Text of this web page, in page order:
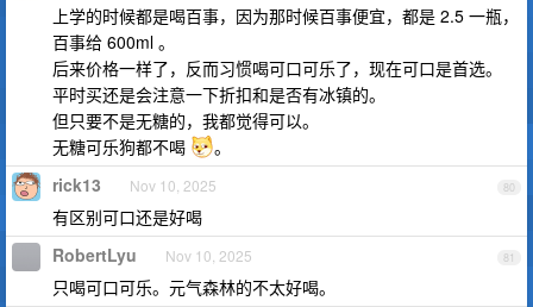
上学的时候都是喝百事，因为那时候百事便宜，都是 2.5 一瓶，
百事给 600ml 。
后来价格一样了，反而习惯喝可口可乐了，现在可口是首选。
平时买还是会注意一下折扣和是否有冰镇的。
但只要不是无糖的，我都觉得可以。
无糖可乐狗都不喝
。
80
rick13 Nov 10, 2025
有区别可口还是好喝
81
RobertLyu Nov 10, 2025
只喝可口可乐。元气森林的不太好喝。